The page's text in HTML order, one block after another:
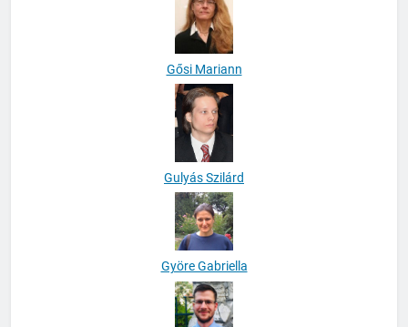
Gősi Mariann
Gulyás Szilárd
Györe Gabriella